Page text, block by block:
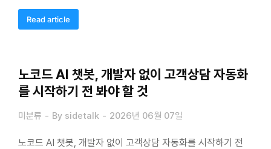
Read article
노코드 AI 챗봇, 개발자 없이 고객상담 자동화
를 시작하기 전 봐야 할 것
미분류 By sidetalk 2026년 06월 07일
노코드 AI 챗봇, 개발자 없이 고객상담 자동화를 시작하기 전